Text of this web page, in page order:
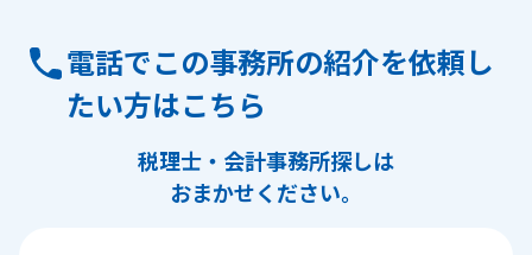
電話でこの事務所の紹介を依頼し
たい方はこちら
税理士・会計事務所探しは
おまかせください。